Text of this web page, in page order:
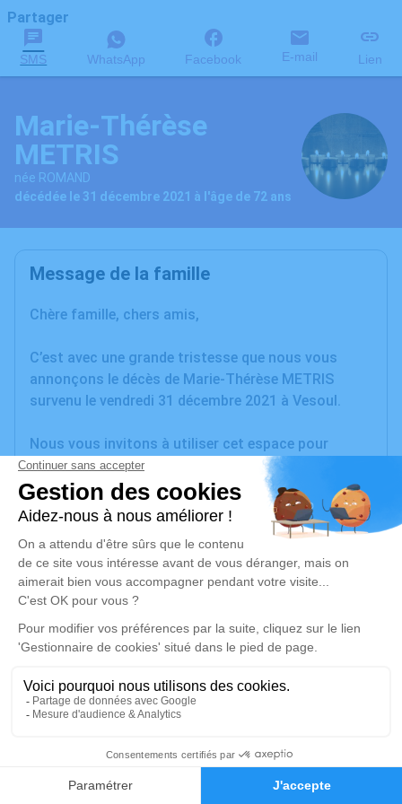
Faire-part Hommages
Partager
SMS WhatsApp Facebook E-mail Lien
Marie-Thérèse
METRIS
née ROMAND
décédée le 31 décembre 2021 à l'âge de 72 ans
Message de la famille
Chère famille, chers amis,
C’est avec une grande tristesse que nous vous
annonçons le décès de Marie-Thérèse METRIS
survenu le vendredi 31 décembre 2021 à Vesoul.
Nous vous invitons à utiliser cet espace pour
laisser vos condoléances, partager des photos
souvenirs, une anecdote ou exprimer vos pensées à
travers des poèmes ou des textes. Cet endroit est
un lieu d'expression dédié à honorer la mémoire de
Marie-Thérèse METRIS.
Un service de plantation d’arbre hommage est
Cérémonie civile
Information indisponible